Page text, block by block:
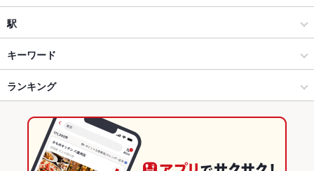
パスタ・ピザ
埼玉県その他 × イタリアン・フレンチ
埼玉県その他 × パスタ・ピザ
北鴻巣駅 × イタリアン・フレンチ
北鴻巣駅 × パスタ・ピザ
鴻巣
鴻巣 × イタリアン・フレンチ
鴻巣 × パスタ・ピザ
埼玉 × イタリアン・フレンチ
駅
北鴻巣駅
キーワード
エビ料理
ランキング
埼玉のグルメランキング
埼玉のイタリアン・フレンチランキング